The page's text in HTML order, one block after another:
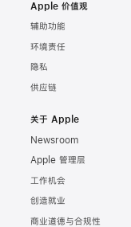
Apple 价值观
辅助功能
环境责任
隐私
供应链
关于 Apple
Newsroom
Apple 管理层
工作机会
创造就业
商业道德与合规性